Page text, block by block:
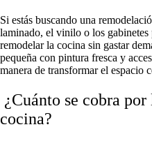
Si estás buscando una
laminado, el vinilo o los gabinetes
remodelar la cocina sin gastar
pequeña con pintura fresca y
manera de transformar el espacio
¿Cuánto se cobra
cocina?